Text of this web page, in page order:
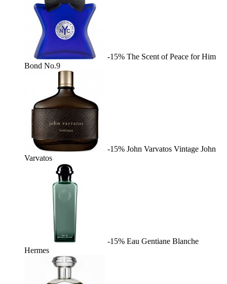
-15% The Scent of Peace for Him
Bond No.9
-15% John Varvatos Vintage John
Varvatos
-15% Eau Gentiane Blanche
Hermes